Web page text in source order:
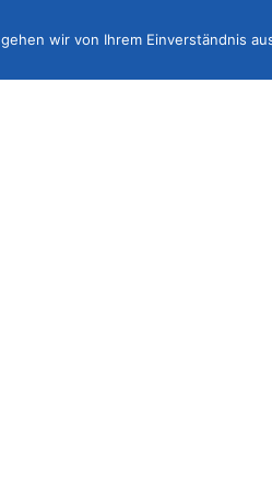
wir von Ihrem Einverständnis